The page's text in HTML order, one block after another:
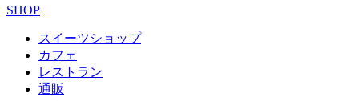
SHOP
スイーツショップ
カフェ
レストラン
通販